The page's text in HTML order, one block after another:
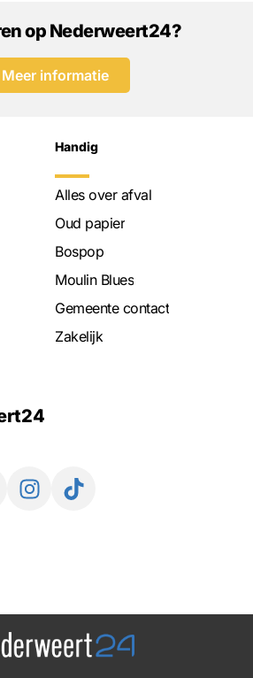
op Nederweert24?
Meer informatie
Handig
Alles over afval
Oud papier
Bospop
Moulin Blues
Gemeente contact
Zakelijk